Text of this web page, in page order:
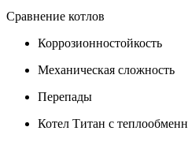
Сравнение котлов
Коррозионностойкость
Механическая сложность
Перепады
Котел Титан с